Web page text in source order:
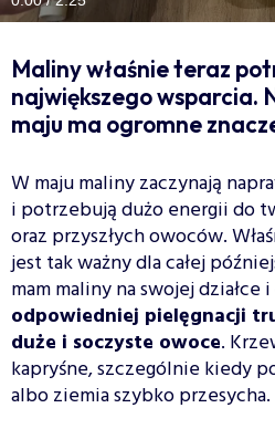
Maliny właśnie teraz
największego wsparcia.
maju ma ogromne
W maju maliny zaczynają
i potrzebują dużo energii do
oraz przyszłych owoców.
jest tak ważny dla całej
mam maliny na swojej
odpowiedniej pielęgnacji
duże i soczyste owoce.
kapryśne, szczególnie kiedy
albo ziemia szybko przesycha.